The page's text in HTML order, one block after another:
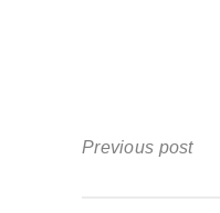
Previous post